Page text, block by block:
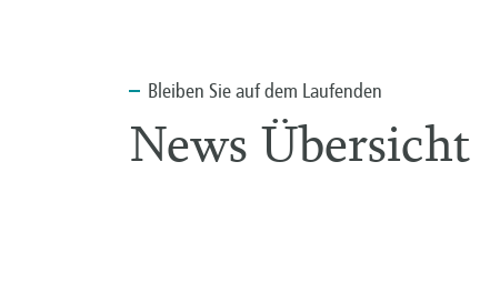
Bleiben Sie auf dem Laufenden
News Übersicht